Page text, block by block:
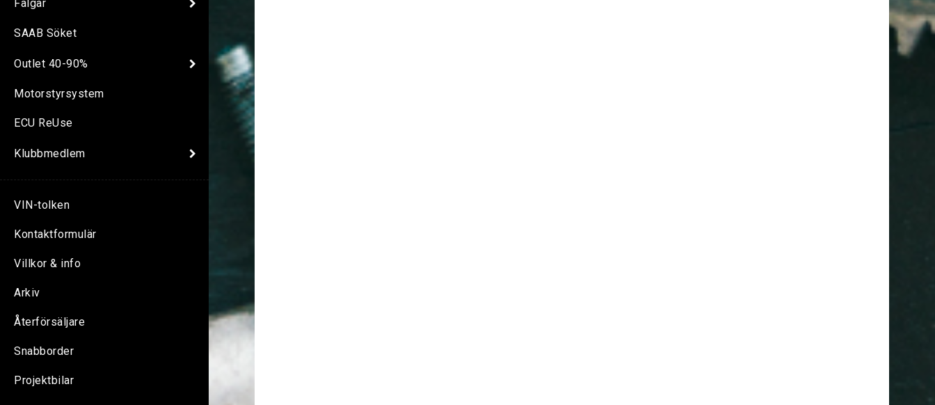
Fälgar
SAAB Söket
Outlet 40-90%
Motorstyrsystem
ECU ReUse
Klubbmedlem
VIN-tolken
Kontaktformulär
Villkor & info
Arkiv
Återförsäljare
Snabborder
Projektbilar